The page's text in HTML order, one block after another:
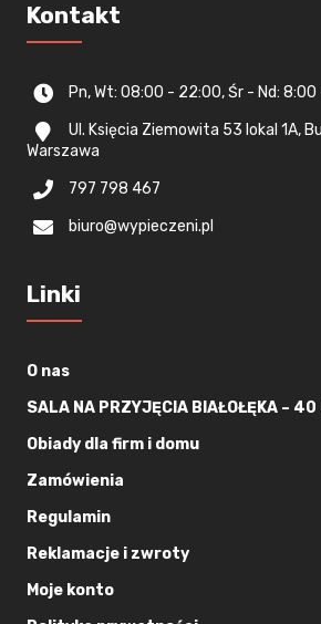
Kontakt
Pn, Wt: 08:00 - 22:00, Śr - Nd:
Ul. Księcia Ziemowita 53 lokal 1A,
Warszawa
797 798 467
biuro@wypieczeni.pl
Linki
O nas
SALA NA PRZYJĘCIA BIAŁOŁĘKA – 40
Obiady dla firm i domu
Zamówienia
Regulamin
Reklamacje i zwroty
Moje konto